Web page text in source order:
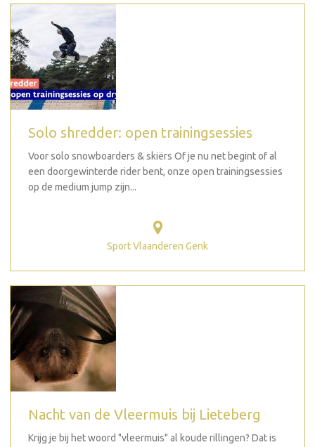
Solo shredder: open trainingsessies
Voor solo snowboarders & skiërs Of je nu net begint of al
een doorgewinterde rider bent, onze open trainingsessies
op de medium jump zijn...
Sport Vlaanderen Genk
Nacht van de Vleermuis bij Lieteberg
Krijg je bij het woord "vleermuis" al koude rillingen? Dat is